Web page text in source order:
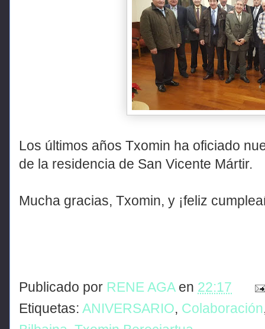
Los últimos años Txomin ha oficiado
de la residencia de San Vicente Mártir.
Mucha gracias, Txomin, y ¡feliz
Publicado por RENE AGA en 22:17
Etiquetas: ANIVERSARIO, Colaboración